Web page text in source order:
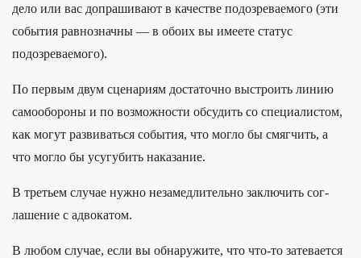
дело или вас допрашивают в качестве подозреваемого (эти
события равнозначны — в обоих вы имеете статус
подозреваемого).
По первым двум сценариям достаточно выстроить линию
самообороны и по возможности обсудить со специалистом,
как могут развиваться события, что могло бы смягчить, а
что могло бы усугубить наказание.
В треть­ем слу­чае нуж­но незамед­литель­но зак­лючить сог­
лашение с адво­катом.
В любом случае, если вы обнаружите, что что-то затевается